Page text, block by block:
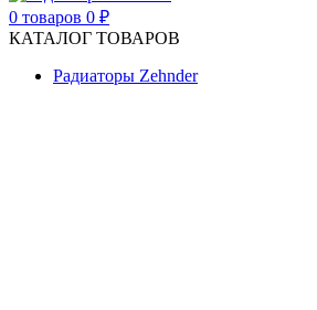
0 товаров 0 ₽
КАТАЛОГ ТОВАРОВ
Радиаторы Zehnder